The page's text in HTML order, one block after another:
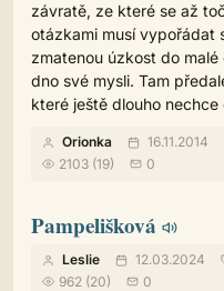
závratě, ze které se až
otázkami musí vypořádat
zmatenou úzkost do
dno své mysli. Tam
které ještě dlouho nechce
Orionka 16.11.2014
2103 (19)
0
Pampelišková
Leslie 12.03.2024
962 (20)
0